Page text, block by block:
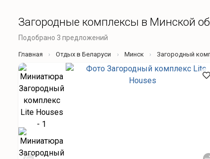
Загородные комплексы в Минской
Подобрано 3 предложений
Главная Отдых в Беларуси Минск Загородный